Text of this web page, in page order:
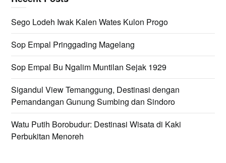
Sego Lodeh Iwak Kalen Wates Kulon Progo
Sop Empal Pringgading Magelang
Sop Empal Bu Ngalim Muntilan Sejak 1929
Sigandul View Temanggung, Destinasi dengan
Pemandangan Gunung Sumbing dan Sindoro
Watu Putih Borobudur: Destinasi Wisata di Kaki
Perbukitan Menoreh